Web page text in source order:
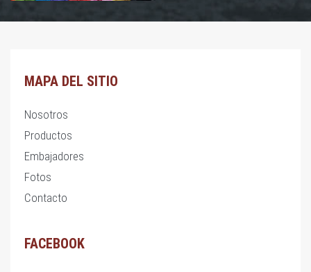
MAPA DEL SITIO
Nosotros
Productos
Embajadores
Fotos
Contacto
FACEBOOK